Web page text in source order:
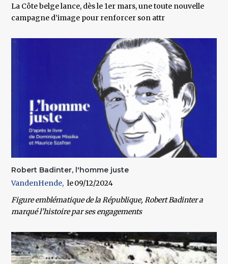
La Côte belge lance, dès le 1er mars, une toute nouvelle
campagne d’image pour renforcer son attr
Robert Badinter, l'homme juste
VandenHende
09/12/2024
Figure emblématique de la République, Robert Badinter a
marqué l’histoire par ses engagements